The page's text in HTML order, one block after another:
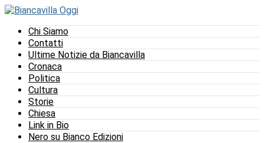
Chi Siamo
Contatti
Ultime Notizie da Biancavilla
Cronaca
Politica
Cultura
Storie
Chiesa
Link in Bio
Nero su Bianco Edizioni